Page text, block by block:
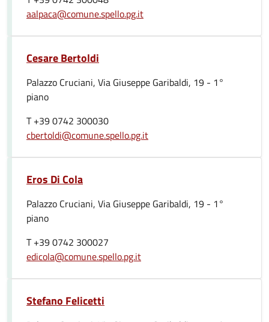
aalpaca@comune.spello.pg.it
Cesare Bertoldi
Palazzo Cruciani, Via Giuseppe Garibaldi, 19 - 1°
piano
T +39 0742 300030
cbertoldi@comune.spello.pg.it
Eros Di Cola
Palazzo Cruciani, Via Giuseppe Garibaldi, 19 - 1°
piano
T +39 0742 300027
edicola@comune.spello.pg.it
Stefano Felicetti